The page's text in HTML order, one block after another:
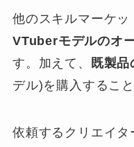
他のスキルマーケッ
VTuberモデルのオ
す。加えて、
既製
デル)を購入するこ
依頼するクリエイ